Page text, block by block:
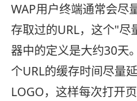
WAP用户终端通常会尽
存取过的URL，这个"
器中的定义是大约30天
个URL的缓存时间尽量
LOGO，这样每次打开